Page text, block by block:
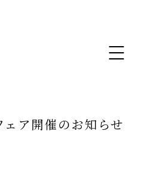
ア開催のお知らせ